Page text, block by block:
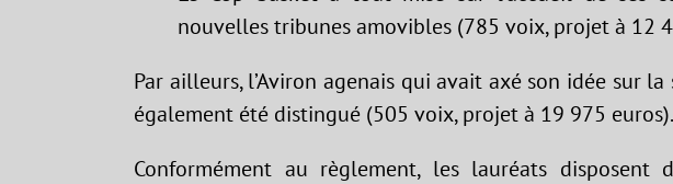
nouvelles tribunes amovibles (785 voix, projet à 12
Par ailleurs, l’Aviron agenais qui avait axé son idée sur
également été distingué (505 voix, projet à 19 975 euros).
Conformément au règlement, les lauréats disposent